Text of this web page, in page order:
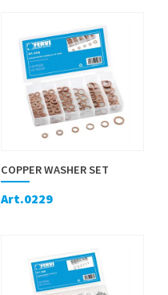
COPPER WASHER SET
Art.0229